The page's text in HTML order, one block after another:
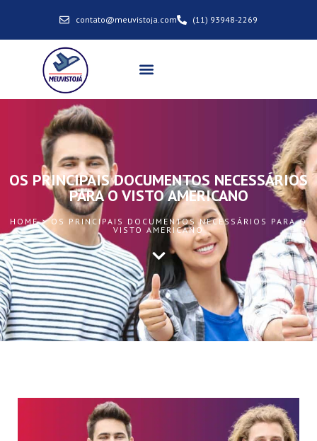
contato@meuvistoja.com (11) 93948-2269
OS PRINCIPAIS DOCUMENTOS NECESSÁRIOS
PARA O VISTO AMERICANO
HOME > OS PRINCIPAIS DOCUMENTOS NECESSÁRIOS PARA O
VISTO AMERICANO